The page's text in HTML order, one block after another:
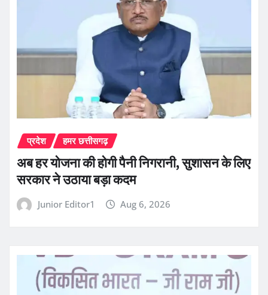
प्रदेश हमर छत्तीसगढ़
अब हर योजना की होगी पैनी निगरानी, सुशासन के लिए
सरकार ने उठाया बड़ा कदम
Junior Editor1 Aug 6, 2026